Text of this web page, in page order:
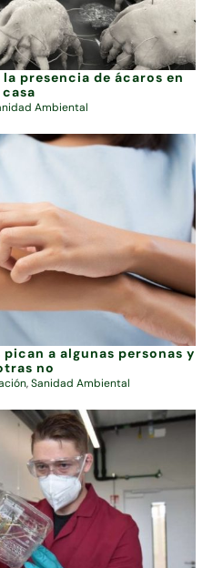
presencia de ácaros en
casa
Ambiental
a algunas personas y
no
,Sanidad Ambiental